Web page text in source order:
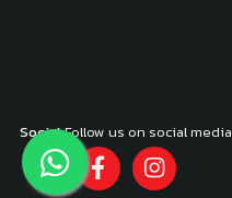
SocialFollow us on social media
©Copyright Hobby Custom 2024
E-commerce platform by Gomag